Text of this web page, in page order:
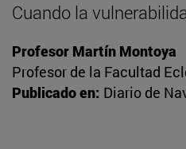
Cuando la
Profesor Martín Montoya
Profesor de la Facultad
Publicado en: Diario de